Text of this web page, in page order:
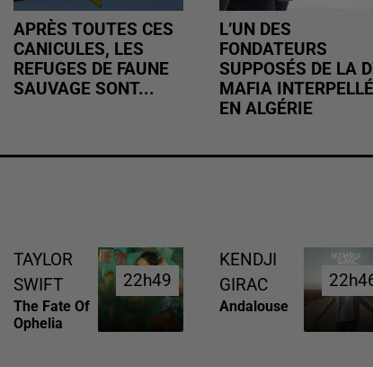
APRÈS TOUTES CES
CANICULES, LES
REFUGES DE FAUNE
SAUVAGE SONT...
L’UN DES
FONDATEURS
SUPPOSÉS DE LA
MAFIA INTERPELLÉ
EN ALGÉRIE
TAYLOR
SWIFT
The Fate Of
Ophelia
22h49
22h49
KENDJI
GIRAC
Andalouse